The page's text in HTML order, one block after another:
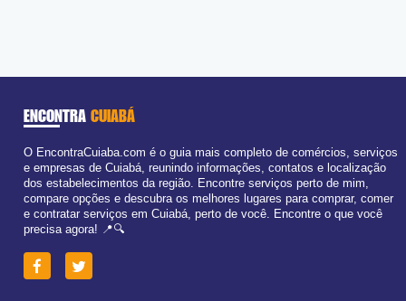
ENCONTRA CUIABÁ
O EncontraCuiaba.com é o guia mais completo de comércios, serviços
e empresas de Cuiabá, reunindo informações, contatos e localização
dos estabelecimentos da região. Encontre serviços perto de mim,
compare opções e descubra os melhores lugares para comprar, comer
e contratar serviços em Cuiabá, perto de você. Encontre o que você
precisa agora! 📍🔍